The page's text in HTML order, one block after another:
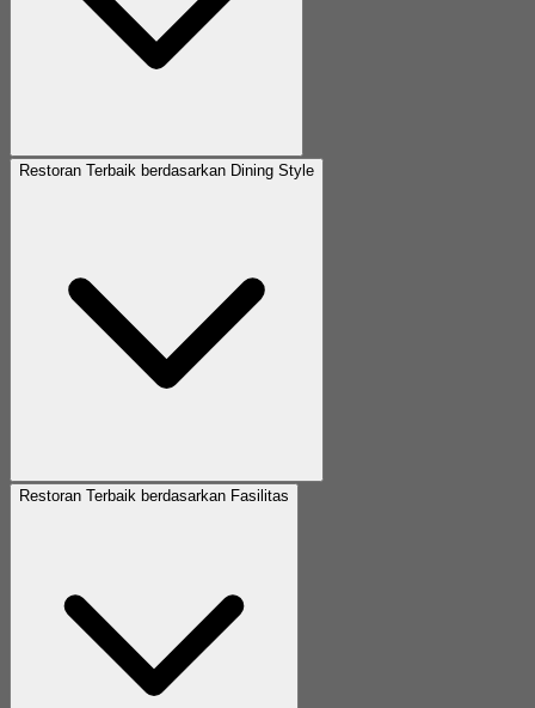
Restoran Terbaik berdasarkan Dining Style
Restoran Terbaik berdasarkan Fasilitas